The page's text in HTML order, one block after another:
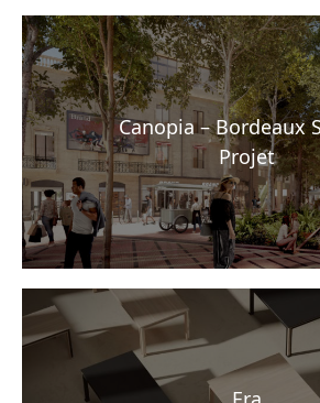
Canopia – Bordeaux
Projet